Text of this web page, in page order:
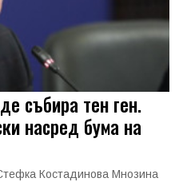
събира тен ген.
насред бума на
Костадинова Мнозина